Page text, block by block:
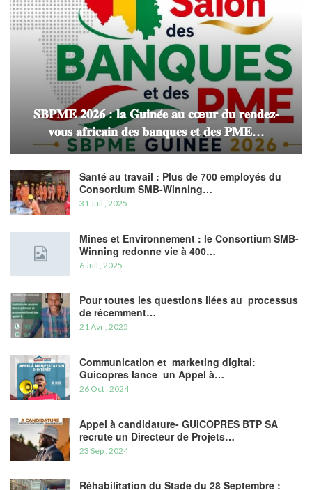
𝐒𝐁𝐏𝐌𝐄 𝟐𝟎𝟐𝟔 : 𝐥𝐚 𝐆𝐮𝐢𝐧𝐞́𝐞 𝐚𝐮 𝐜œ𝐮𝐫 𝐝𝐮 𝐫𝐞𝐧𝐝𝐞𝐳-
𝐯𝐨𝐮𝐬 𝐚𝐟𝐫𝐢𝐜𝐚𝐢𝐧 𝐝𝐞𝐬 𝐛𝐚𝐧𝐪𝐮𝐞𝐬 𝐞𝐭 𝐝𝐞𝐬 𝐏𝐌𝐄…
Santé au travail : Plus de 700 employés du
Consortium SMB-Winning…
31 Juil , 2025
Mines et Environnement : le Consortium SMB-
Winning redonne vie à 400…
6 Juil , 2025
Pour toutes les questions liées au processus
de récemment…
21 Avr , 2025
Communication et marketing digital:
Guicopres lance un Appel à…
26 Oct , 2024
Appel à candidature- GUICOPRES BTP SA
recrute un Directeur de Projets…
23 Sep , 2024
Réhabilitation du Stade du 28 Septembre :